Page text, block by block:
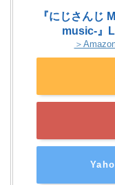
『にじさんじ
music-』
＞